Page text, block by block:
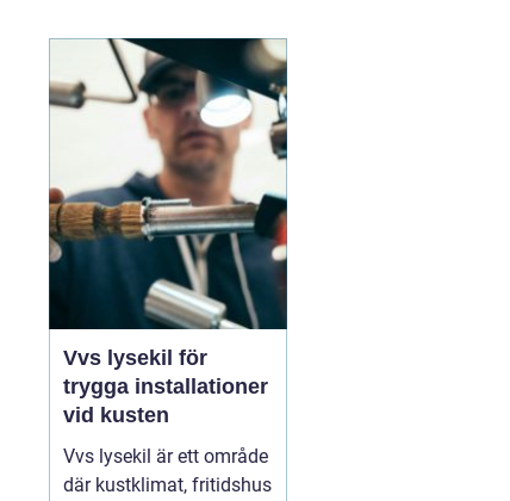
skydda möbler och golv
mot blekning och
samtidigt ge huset et...
Vvs lysekil för
trygga installationer
vid kusten
Vvs lysekil är ett område
där kustklimat, fritidshus